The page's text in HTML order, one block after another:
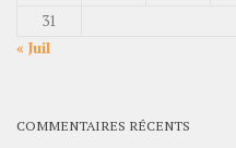
31
« Juil
COMMENTAIRES RÉCENTS